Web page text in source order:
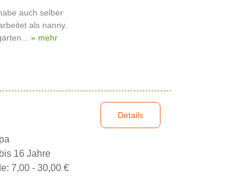
auch selber
als nanny.
» mehr
16 Jahre
7,00 - 30,00 €
Details